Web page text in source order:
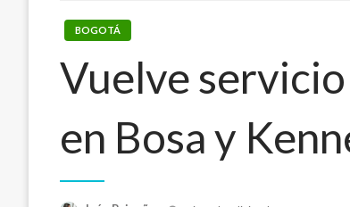
BOGOTÁ
Vuelve
en Bosa y